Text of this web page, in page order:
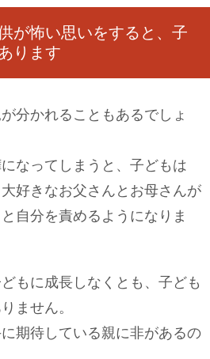
が怖い思いをすると、子
ります
分かれることもあるでしょ
なってしまうと、子どもは
大好きなお父さんとお母さんが
自分を責めるようになりま
もに成長しなくとも、子ども
ません。
期待している親に非があるの